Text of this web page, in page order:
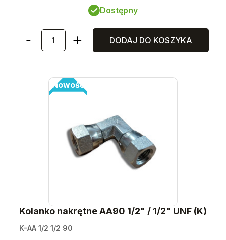
Dostępny
DODAJ DO KOSZYKA
Nowość
Kolanko nakrętne AA90 1/2" / 1/2" UNF (K)
K-AA 1/2 1/2 90